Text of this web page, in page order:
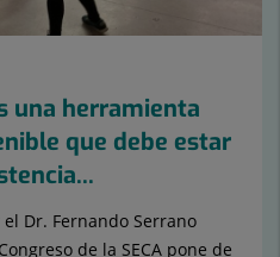
una herramienta
que debe estar
Dr. Fernando Serrano
de la SECA pone de